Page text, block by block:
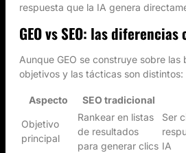
respuesta que la IA genera
GEO vs SEO: las diferencias
Aunque GEO se construye sobre las
objetivos y las tácticas son distintos:
Aspecto SEO tradicional
Objetivo
principal
Rankear en listas
de resultados
para generar clics
Ser
IA